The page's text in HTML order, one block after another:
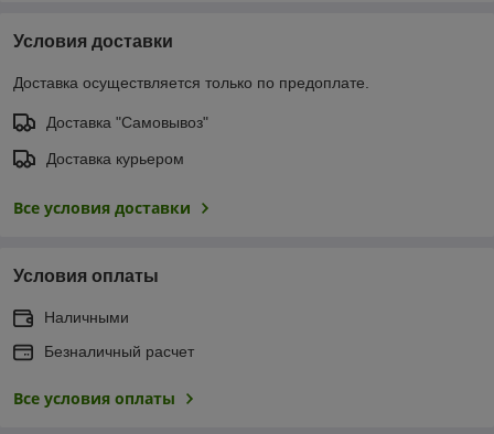
Условия доставки
Доставка осуществляется только по предоплате.
Доставка "Самовывоз"
Доставка курьером
Все условия доставки
Условия оплаты
Наличными
Безналичный расчет
Все условия оплаты